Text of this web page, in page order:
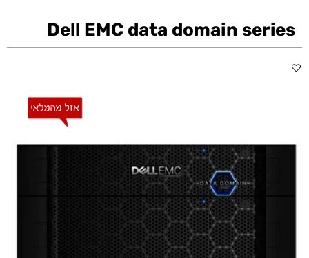
Dell EMC data domain series